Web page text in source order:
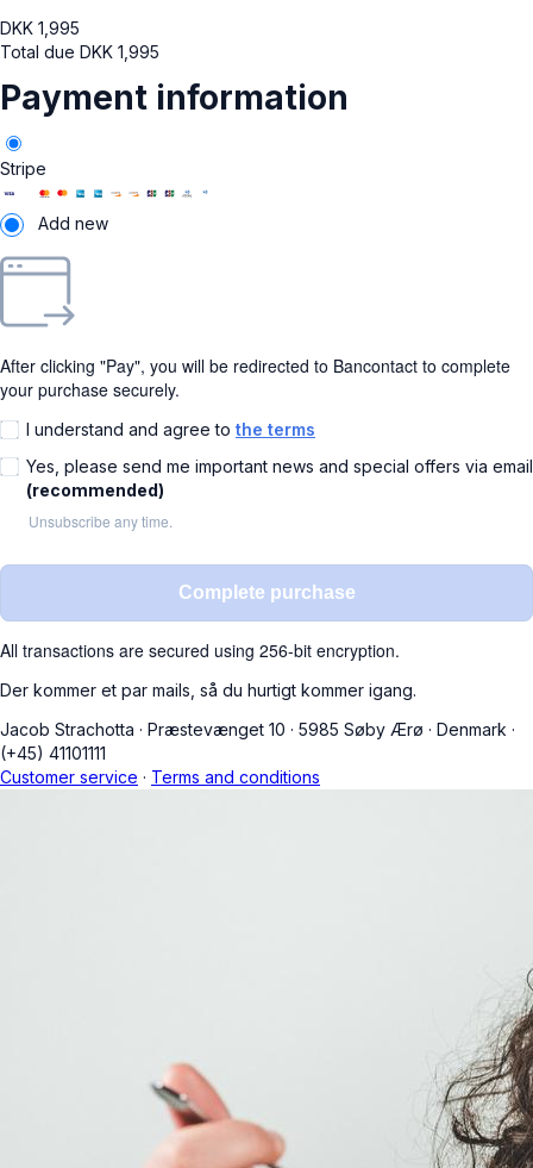
DKK 1,995
Total due DKK 1,995
Payment information
Stripe
Add new
After clicking "Pay", you will be redirected to Bancontact to complete
your purchase securely.
I understand and agree to the terms
Yes, please send me important news and special offers via email
(recommended)
Unsubscribe any time.
Complete purchase
All transactions are secured using 256-bit encryption.
Der kommer et par mails, så du hurtigt kommer igang.
Jacob Strachotta · Præstevænget 10 · 5985 Søby Ærø · Denmark ·
(+45) 41101111
Customer service · Terms and conditions